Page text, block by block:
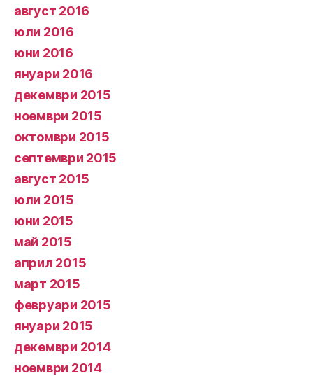
август 2016
юли 2016
юни 2016
януари 2016
декември 2015
ноември 2015
октомври 2015
септември 2015
август 2015
юли 2015
юни 2015
май 2015
април 2015
март 2015
февруари 2015
януари 2015
декември 2014
ноември 2014